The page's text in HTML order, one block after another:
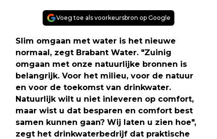
Voeg toe als voorkeursbron op Google
Slim omgaan met water is het nieuwe
normaal, zegt Brabant Water. "Zuinig
omgaan met onze natuurlijke bronnen is
belangrijk. Voor het milieu, voor de natuur
en voor de toekomst van drinkwater.
Natuurlijk wilt u niet inleveren op comfort,
maar wist u dat besparen en comfort best
samen kunnen gaan? Wij laten u zien hoe",
zegt het drinkwaterbedrijf dat praktische